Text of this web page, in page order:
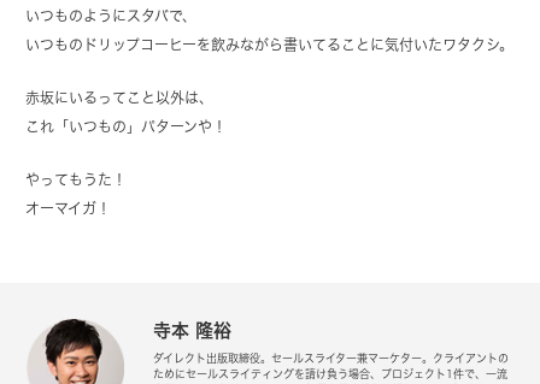
いつものようにスタバで、
いつものドリップコーヒーを飲みながら書いてることに気付いたワタクシ。
赤坂にいるってこと以外は、
これ「いつもの」パターンや！
やってもうた！
オーマイガ！
寺本 隆裕
ダイレクト出版取締役。セールスライター兼マーケター。クライアントの
ためにセールスライティングを請け負う場合、プロジェクト1件で、一流